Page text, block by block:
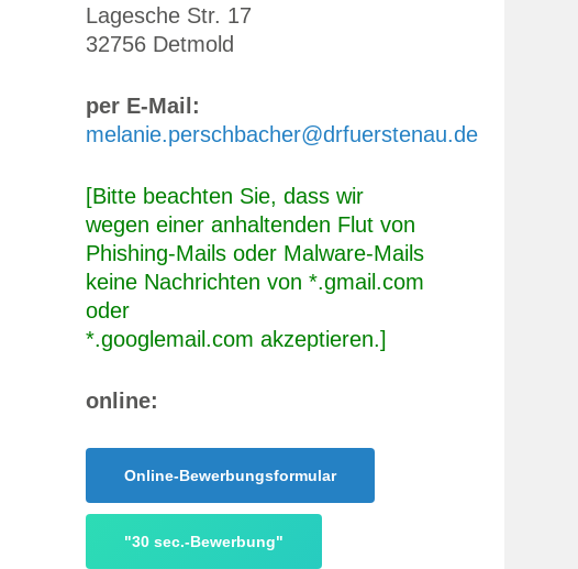
Lagesche Str. 17
32756 Detmold
per E-Mail:
melanie.perschbacher@drfuerstenau.de
[Bitte beachten Sie, dass wir
wegen einer anhaltenden Flut von
Phishing-Mails oder Malware-Mails
keine Nachrichten von *.gmail.com
oder
*.googlemail.com akzeptieren.]
online:
Online-Bewerbungsformular
"30 sec.-Bewerbung"